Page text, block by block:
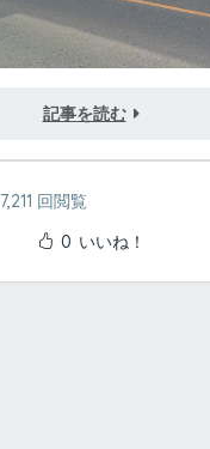
記事を読む
7,211 回閲覧
0 いいね！